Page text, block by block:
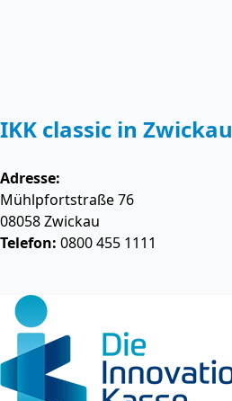
IKK classic in Zwickau
Adresse:
Mühlpfortstraße 76
08058Zwickau
Telefon: 0800 455 1111